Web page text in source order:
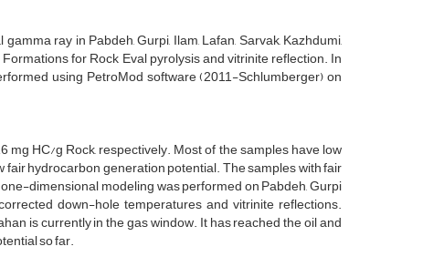
ray in Pabdeh, Gurpi, Ilam, Lafan, Sarvak, Kazhdumi,
for Rock Eval pyrolysis and vitrinite reflection. In
using PetroMod software (2011-Schlumberger) on
mg HC/g Rock, respectively. Most of the samples have low
hydrocarbon generation potential. The samples with fair
dimensional modeling was performed on Pabdeh, Gurpi
down-hole temperatures and vitrinite reflections.
is currently in the gas window. It has reached the oil and
so far.